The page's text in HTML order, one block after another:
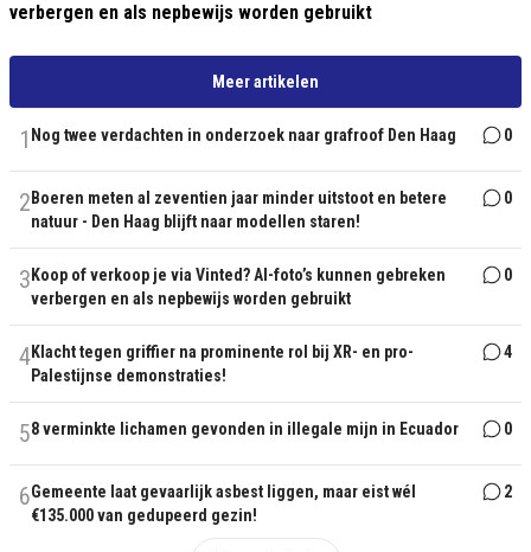
verbergen en als nepbewijs worden gebruikt
Meer artikelen
1 Nog twee verdachten in onderzoek naar grafroof Den Haag 0
2 Boeren meten al zeventien jaar minder uitstoot en betere
natuur - Den Haag blijft naar modellen staren!
0
3 Koop of verkoop je via Vinted? AI-foto’s kunnen gebreken
verbergen en als nepbewijs worden gebruikt
0
4Klacht tegen griffier na prominente rol bij XR- en pro-
Palestijnse demonstraties!
4
58 verminkte lichamen gevonden in illegale mijn in Ecuador 0
6Gemeente laat gevaarlijk asbest liggen, maar eist wél
€135.000 van gedupeerd gezin!
2